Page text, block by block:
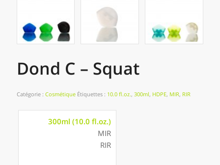
Dond C – Squat
Catégorie : Cosmétique Étiquettes : 10.0 fl.oz., 300ml, HDPE, MIR, RIR
300ml (10.0 fl.oz.)
MIR
RIR